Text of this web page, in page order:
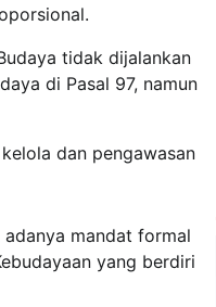
tidak dijalankan
di Pasal 97, namun
dan pengawasan
mandat formal
yang berdiri